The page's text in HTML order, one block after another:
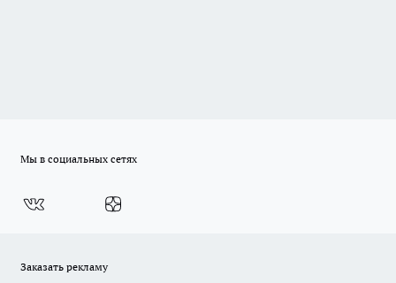
Мы в социальных сетях
Заказать рекламу